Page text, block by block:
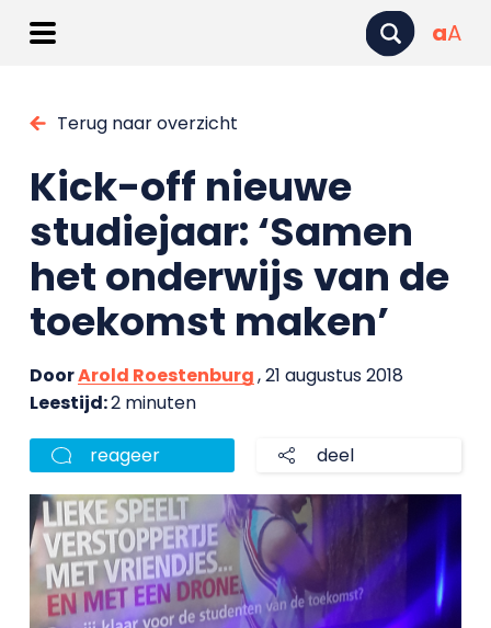
aA
Terug naar overzicht
Kick-off nieuwe
studiejaar: ‘Samen
het onderwijs van de
toekomst maken’
DoorArold Roestenburg, 21 augustus 2018
Leestijd:2 minuten
reageer deel